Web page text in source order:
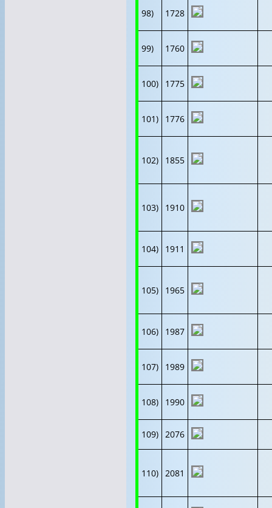
98) 1728
99) 1760
100) 1775
101) 1776
102) 1855
103) 1910
104) 1911
105) 1965
106) 1987
107) 1989
108) 1990
109) 2076
110) 2081